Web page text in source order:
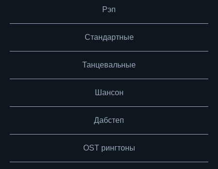
Рэп
Стандартные
Танцевальные
Шансон
Дабстеп
OST рингтоны